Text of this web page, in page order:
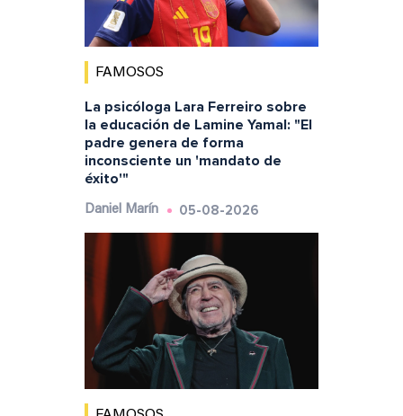
FAMOSOS
La psicóloga Lara Ferreiro sobre
la educación de Lamine Yamal: "El
padre genera de forma
inconsciente un 'mandato de
éxito'"
Daniel Marín 05-08-2026